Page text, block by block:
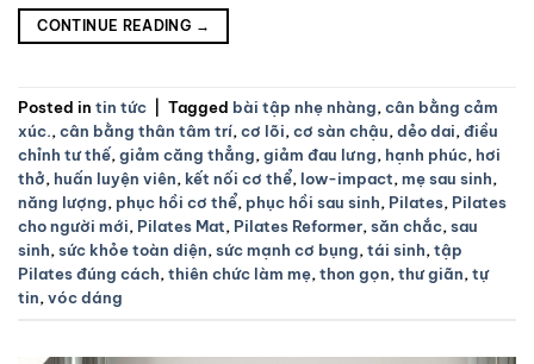
CONTINUE READING →
Posted in tin tức Tagged bài tập nhẹ nhàng, cân bằng cảm
xúc., cân bằng thân tâm trí, cơ lõi, cơ sàn chậu, dẻo dai, điều
chỉnh tư thế, giảm căng thẳng, giảm đau lưng, hạnh phúc, hơi
thở, huấn luyện viên, kết nối cơ thể, low-impact, mẹ sau sinh,
năng lượng, phục hồi cơ thể, phục hồi sau sinh, Pilates, Pilates
cho người mới, Pilates Mat, Pilates Reformer, săn chắc, sau
sinh, sức khỏe toàn diện, sức mạnh cơ bụng, tái sinh, tập
Pilates đúng cách, thiên chức làm mẹ, thon gọn, thư giãn, tự
tin, vóc dáng